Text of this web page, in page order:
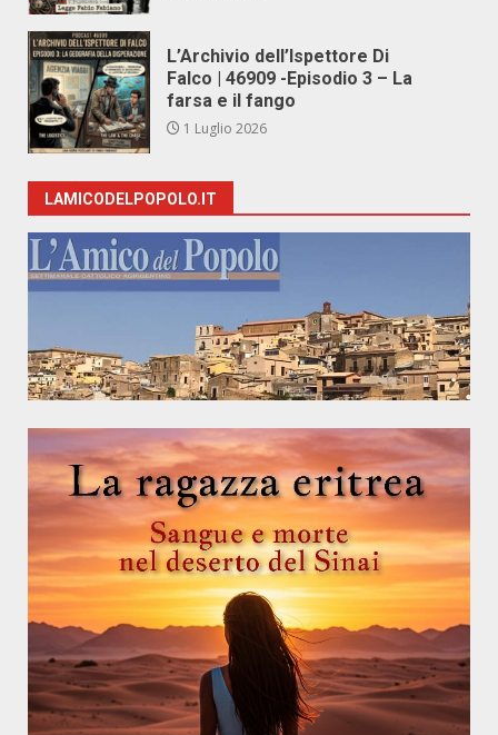
L’Archivio dell’Ispettore Di
Falco | 46909 -Episodio 3 – La
farsa e il fango
1 Luglio 2026
LAMICODELPOPOLO.IT